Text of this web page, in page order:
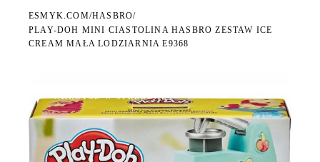
ESMYK.COM/HASBRO/
PLAY-DOH MINI CIASTOLINA HASBRO ZESTAW ICE
CREAM MAŁA LODZIARNIA E9368
WKRÓTCE W SPRZEDAŻY